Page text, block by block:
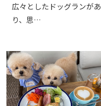
広々としたドッグランがあ
り、思…